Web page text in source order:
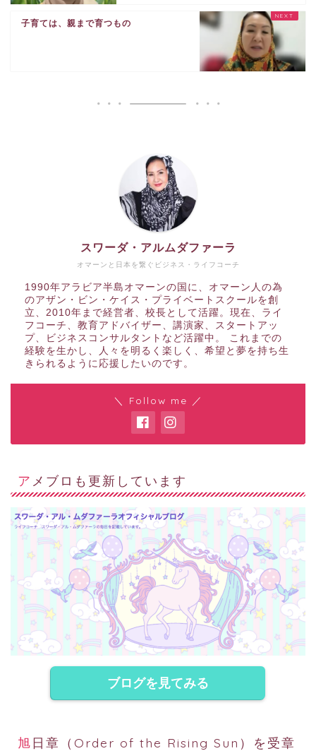
子育ては、親まで育つもの
オマーンと日本を繋ぐビジネス・ライフコーチ
スワーダ・アルムダファーラ
1990年アラビア半島オマーンの国に、オマーン人の為
のアザン・ビン・ケイス・プライベートスクールを創
立、2010年まで経営者、校長として活躍。現在、ライ
フコーチ、教育アドバイザー、講演家、スタートアッ
プ、ビジネスコンサルタントなど活躍中。 これまでの
経験を生かし、人々を明るく楽しく、希望と夢を持ち生
きられるように応援したいのです。
＼ Follow me ／
アメブロも更新しています
ブログを見てみる
旭日章（Order of the Rising Sun）を受章